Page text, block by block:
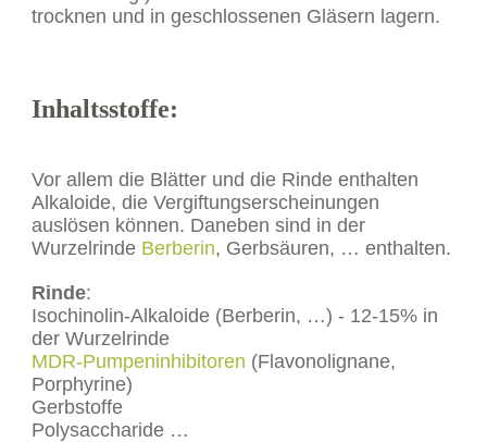
trocknen und in geschlossenen Gläsern lagern.
Inhaltsstoffe:
Vor allem die Blätter und die Rinde enthalten
Alkaloide, die Vergiftungserscheinungen
auslösen können. Daneben sind in der
Wurzelrinde Berberin, Gerbsäuren, … enthalten.
Rinde:
Isochinolin-Alkaloide (Berberin, …) - 12-15% in
der Wurzelrinde
MDR-Pumpeninhibitoren (Flavonolignane,
Porphyrine)
Gerbstoffe
Polysaccharide …